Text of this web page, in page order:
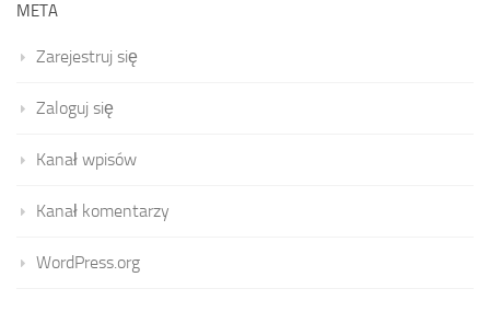
META
Zarejestruj się
Zaloguj się
Kanał wpisów
Kanał komentarzy
WordPress.org